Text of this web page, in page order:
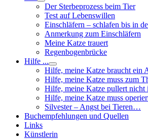
Der Sterbeprozess beim Tier
Test auf Lebenswillen
Einschläfern – schlafen bis in
Anmerkung zum Einschläfern
Meine Katze trauert
Regenbogenbrücke
Hilfe ...
Hilfe, meine Katze braucht ein
Hilfe, meine Katze muss zum
Hilfe, meine Katze pullert nicht
Hilfe, meine Katze muss
Silvester – Angst bei Tieren…
Buchempfehlungen und Quellen
Links
Künstlerin